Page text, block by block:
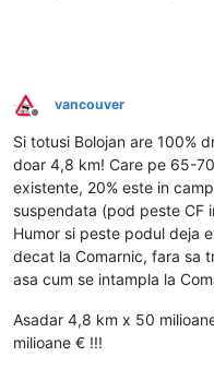
Deconectat
vancouver
Si totusi Bolojan are 100%
doar 4,8 km! Care pe 65-
existente, 20% este in
suspendata (pod peste CF
Humor si peste podul deja
decat la Comarnic, fara sa
asa cum se intampla la
Asadar 4,8 km x 50
milioane € !!!